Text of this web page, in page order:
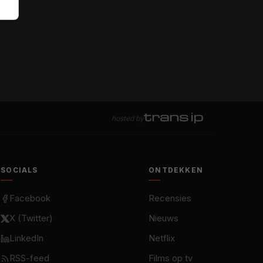
hosted by
SOCIALS
Facebook
X (Twitter)
LinkedIn
RSS-feed
ONTDEKKEN
Recensies
Nieuws
Netflix
Films op tv